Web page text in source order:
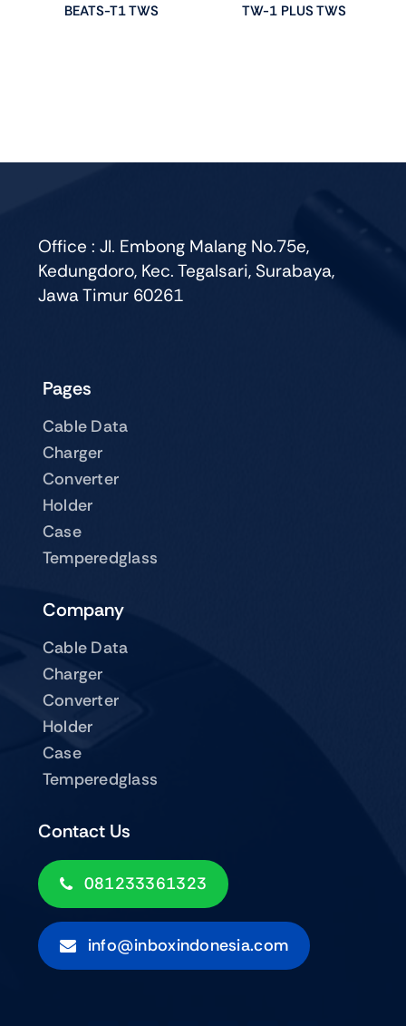
BEATS-T1 TWS TW-1 PLUS TWS
Office : Jl. Embong Malang No.75e,
Kedungdoro, Kec. Tegalsari, Surabaya,
Jawa Timur 60261
Pages
Cable Data
Charger
Converter
Holder
Case
Temperedglass
Company
Cable Data
Charger
Converter
Holder
Case
Temperedglass
Contact Us
081233361323
info@inboxindonesia.com